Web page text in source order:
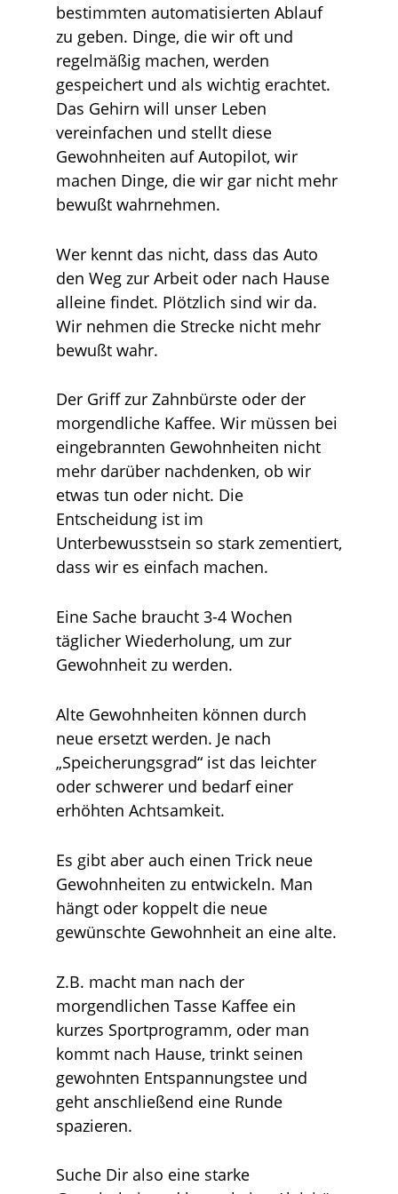
bestimmten automatisierten Ablauf
zu geben. Dinge, die wir oft und
regelmäßig machen, werden
gespeichert und als wichtig erachtet.
Das Gehirn will unser Leben
vereinfachen und stellt diese
Gewohnheiten auf Autopilot, wir
machen Dinge, die wir gar nicht mehr
bewußt wahrnehmen.
Wer kennt das nicht, dass das Auto
den Weg zur Arbeit oder nach Hause
alleine findet. Plötzlich sind wir da.
Wir nehmen die Strecke nicht mehr
bewußt wahr.
Der Griff zur Zahnbürste oder der
morgendliche Kaffee. Wir müssen bei
eingebrannten Gewohnheiten nicht
mehr darüber nachdenken, ob wir
etwas tun oder nicht. Die
Entscheidung ist im
Unterbewusstsein so stark zementiert,
dass wir es einfach machen.
Eine Sache braucht 3-4 Wochen
täglicher Wiederholung, um zur
Gewohnheit zu werden.
Alte Gewohnheiten können durch
neue ersetzt werden. Je nach
„Speicherungsgrad“ ist das leichter
oder schwerer und bedarf einer
erhöhten Achtsamkeit.
Es gibt aber auch einen Trick neue
Gewohnheiten zu entwickeln. Man
hängt oder koppelt die neue
gewünschte Gewohnheit an eine alte.
Z.B. macht man nach der
morgendlichen Tasse Kaffee ein
kurzes Sportprogramm, oder man
kommt nach Hause, trinkt seinen
gewohnten Entspannungstee und
geht anschließend eine Runde
spazieren.
Suche Dir also eine starke